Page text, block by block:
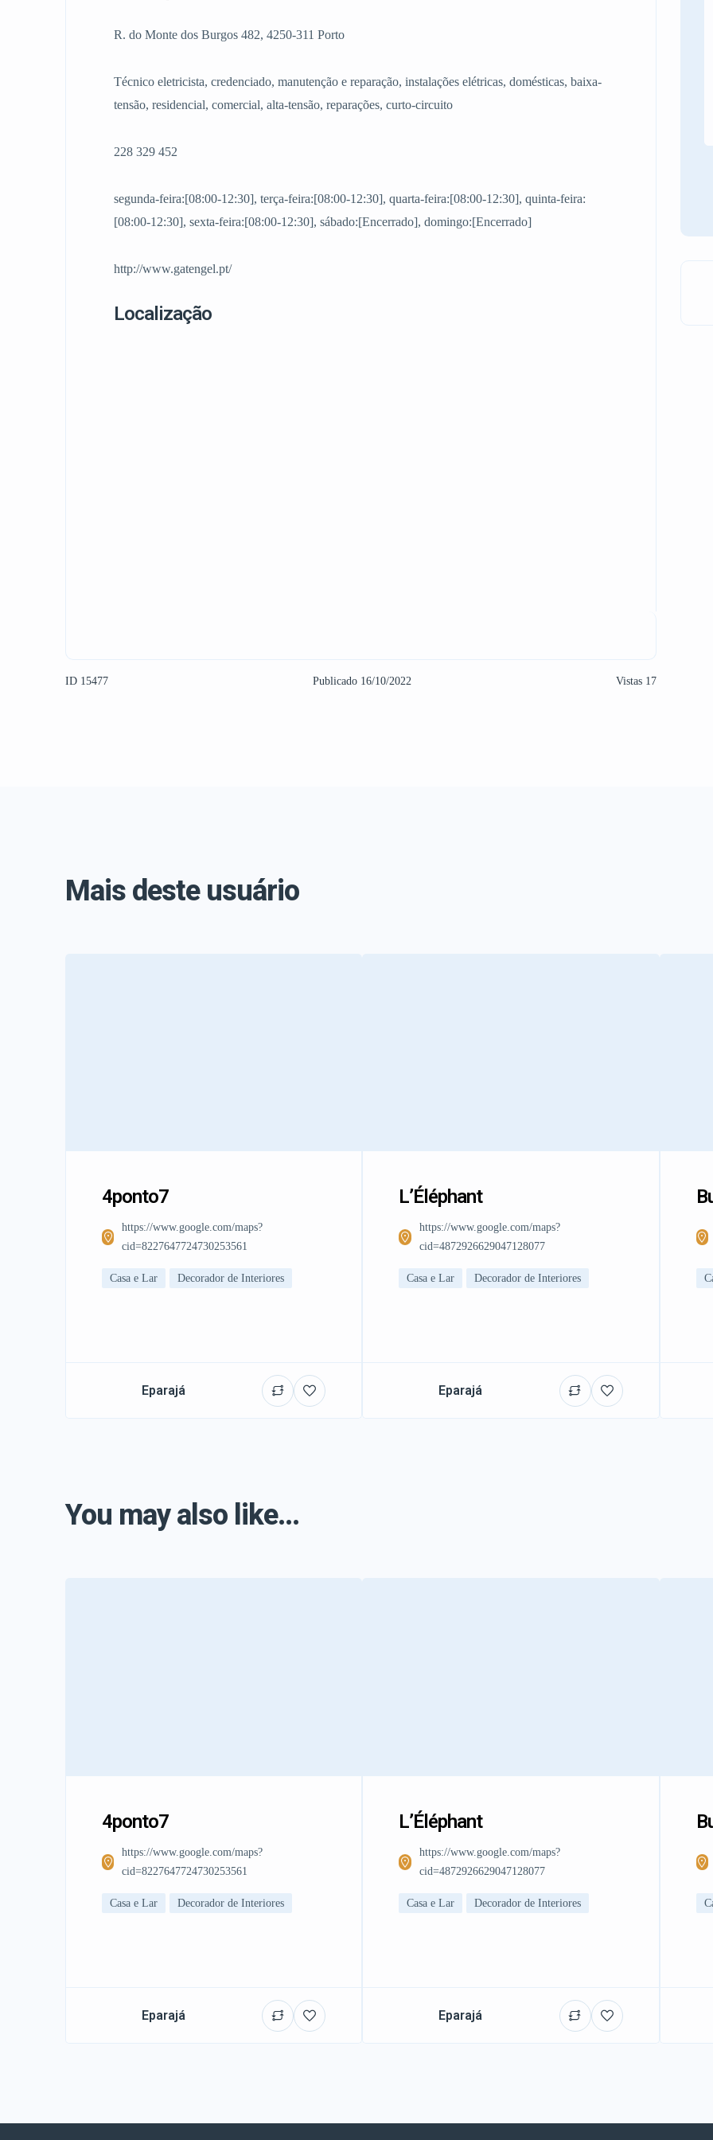
R. do Monte dos Burgos 482, 4250-311 Porto
Técnico eletricista, credenciado, manutenção e reparação, instalações elétricas, domésticas, baixa-
tensão, residencial, comercial, alta-tensão, reparações, curto-circuito
228 329 452
segunda-feira:[08:00-12:30], terça-feira:[08:00-12:30], quarta-feira:[08:00-12:30], quinta-feira:
[08:00-12:30], sexta-feira:[08:00-12:30], sábado:[Encerrado], domingo:[Encerrado]
http://www.gatengel.pt/
Localização
ID 15477 Publicado 16/10/2022 Vistas 17
Mais deste usuário
4ponto7
https://www.google.com/maps?
cid=8227647724730253561
Casa e Lar Decorador de Interiores
Eparajá
L’Éléphant
https://www.google.com/maps?
cid=4872926629047128077
Casa e Lar Decorador de Interiores
Eparajá
You may also like...
4ponto7
https://www.google.com/maps?
cid=8227647724730253561
Casa e Lar Decorador de Interiores
Eparajá
L’Éléphant
https://www.google.com/maps?
cid=4872926629047128077
Casa e Lar Decorador de Interiores
Eparajá